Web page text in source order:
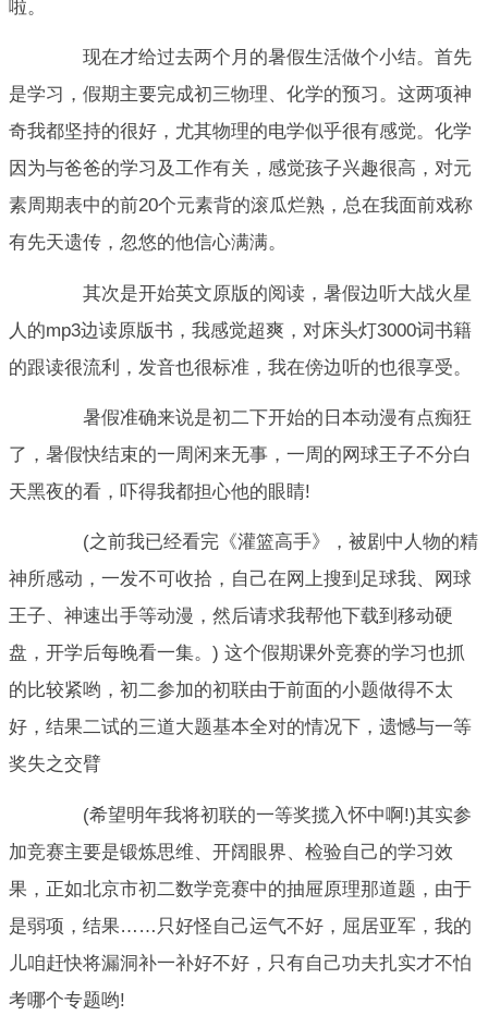
啦。
现在才给过去两个月的暑假生活做个小结。首先
是学习，假期主要完成初三物理、化学的预习。这两项神
奇我都坚持的很好，尤其物理的电学似乎很有感觉。化学
因为与爸爸的学习及工作有关，感觉孩子兴趣很高，对元
素周期表中的前20个元素背的滚瓜烂熟，总在我面前戏称
有先天遗传，忽悠的他信心满满。
其次是开始英文原版的阅读，暑假边听大战火星
人的mp3边读原版书，我感觉超爽，对床头灯3000词书籍
的跟读很流利，发音也很标准，我在傍边听的也很享受。
暑假准确来说是初二下开始的日本动漫有点痴狂
了，暑假快结束的一周闲来无事，一周的网球王子不分白
天黑夜的看，吓得我都担心他的眼睛!
(之前我已经看完《灌篮高手》，被剧中人物的精
神所感动，一发不可收拾，自己在网上搜到足球我、网球
王子、神速出手等动漫，然后请求我帮他下载到移动硬
盘，开学后每晚看一集。) 这个假期课外竞赛的学习也抓
的比较紧哟，初二参加的初联由于前面的小题做得不太
好，结果二试的三道大题基本全对的情况下，遗憾与一等
奖失之交臂
(希望明年我将初联的一等奖揽入怀中啊!)其实参
加竞赛主要是锻炼思维、开阔眼界、检验自己的学习效
果，正如北京市初二数学竞赛中的抽屉原理那道题，由于
是弱项，结果……只好怪自己运气不好，屈居亚军，我的
儿咱赶快将漏洞补一补好不好，只有自己功夫扎实才不怕
考哪个专题哟!